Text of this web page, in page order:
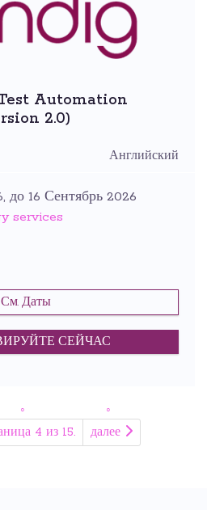
Automation
2.0)
Английский
до 16 Сентябрь 2026
services
См. Даты
СЕЙЧАС
4 из 15. далее